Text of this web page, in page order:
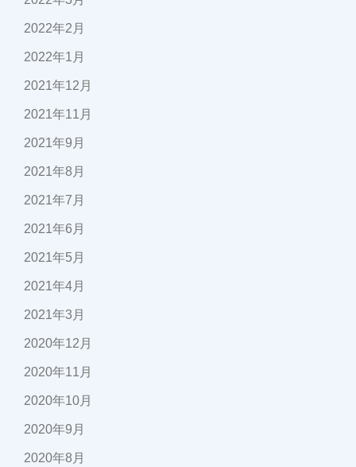
2022年2月
2022年1月
2021年12月
2021年11月
2021年9月
2021年8月
2021年7月
2021年6月
2021年5月
2021年4月
2021年3月
2020年12月
2020年11月
2020年10月
2020年9月
2020年8月